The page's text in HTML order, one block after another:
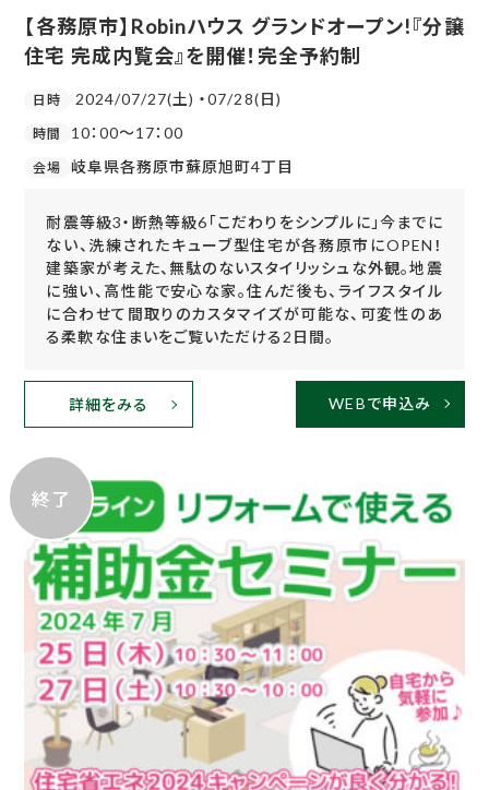
【各務原市】Robinハウス グランドオープン!『分譲
住宅 完成内覧会』を開催！完全予約制
日時 2024/07/27(土) ・07/28(日)
時間 10：00～17：00
会場 岐阜県各務原市蘇原旭町4丁目
耐震等級3・断熱等級6「こだわりをシンプルに」今までに
ない、洗練されたキューブ型住宅が各務原市にOPEN！
建築家が考えた、無駄のないスタイリッシュな外観。地震
に強い、高性能で安心な家。住んだ後も、ライフスタイル
に合わせて間取りのカスタマイズが可能な、可変性のあ
る柔軟な住まいをご覧いただける2日間。
詳細をみる WEBで申込み
終了